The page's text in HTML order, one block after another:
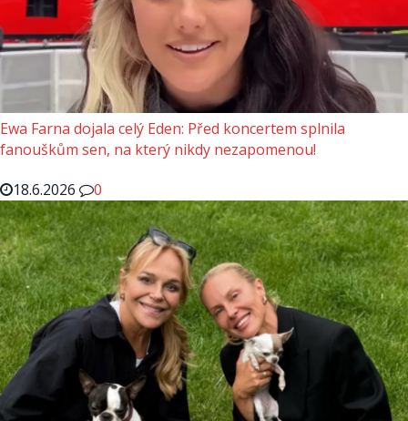
Ewa Farna dojala celý Eden: Před koncertem splnila
fanouškům sen, na který nikdy nezapomenou!
18.6.2026
0